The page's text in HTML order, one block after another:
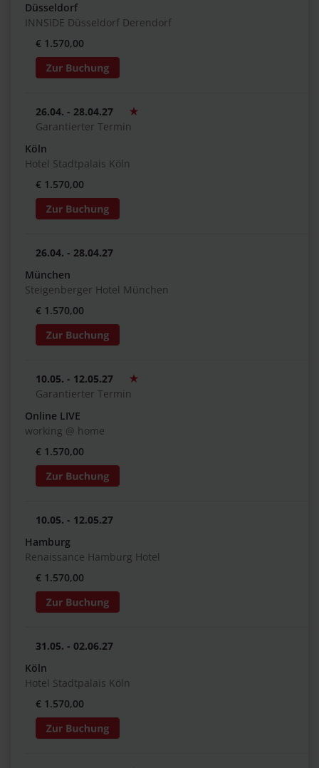
Düsseldorf
INNSIDE Düsseldorf Derendorf
€ 1.570,00
26.04. - 28.04.27
Garantierter Termin
Köln
Hotel Stadtpalais Köln
€ 1.570,00
26.04. - 28.04.27
München
Steigenberger Hotel München
€ 1.570,00
10.05. - 12.05.27
Garantierter Termin
Online LIVE
working @ home
€ 1.570,00
10.05. - 12.05.27
Hamburg
Renaissance Hamburg Hotel
€ 1.570,00
31.05. - 02.06.27
Köln
Hotel Stadtpalais Köln
€ 1.570,00